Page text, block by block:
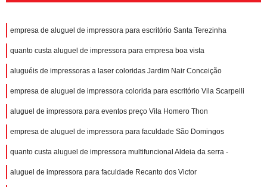
empresa de aluguel de impressora para escritório Santa Terezinha
quanto custa aluguel de impressora para empresa boa vista
aluguéis de impressoras a laser coloridas Jardim Nair Conceição
empresa de aluguel de impressora colorida para escritório Vila Scarpelli
aluguel de impressora para eventos preço Vila Homero Thon
empresa de aluguel de impressora para faculdade São Domingos
quanto custa aluguel de impressora multifuncional Aldeia da serra -
aluguel de impressora para faculdade Recanto dos Victor